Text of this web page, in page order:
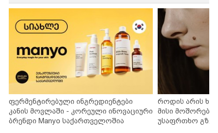
ფერმენტირებული ინგრედიენტები
კანის მოვლაში - კორეული ინოვაციური
ბრენდი Manyo საქართველოშია
როდის არის
მისი
უსაფრთხო